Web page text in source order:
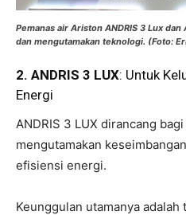
Pemanas air Ariston ANDRIS 3 Lux
dan mengutamakan teknologi. (Foto:
2. ANDRIS 3 LUX: Untuk
Energi
ANDRIS 3 LUX dirancang
mengutamakan
efisiensi energi.
Keunggulan utamanya adalah